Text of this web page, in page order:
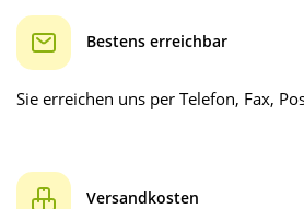
Bestens erreichbar
Sie erreichen uns per Telefon, Fax,
Versandkosten